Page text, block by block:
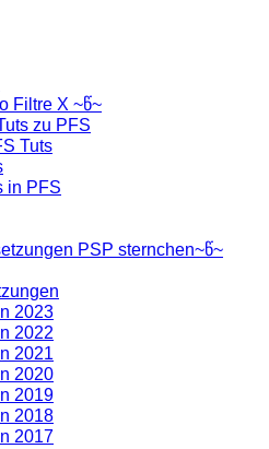
Filtre X ~წ~
zu PFS
Tuts
in PFS
PSP sternchen~წ~
2023
2022
2021
2020
2019
2018
2017